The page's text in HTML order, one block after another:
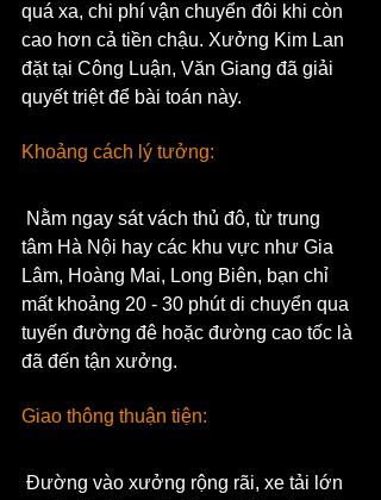
quá xa, chi phí vận chuyển đôi khi còn
cao hơn cả tiền chậu. Xưởng Kim Lan
đặt tại Công Luận, Văn Giang đã giải
quyết triệt để bài toán này.
Khoảng cách lý tưởng:
tâm Hà Nội hay các khu vực như Gia
Lâm, Hoàng Mai, Long Biên, bạn chỉ
mất khoảng 20 - 30 phút di chuyển qua
tuyến đường đê hoặc đường cao tốc là
đã đến tận xưởng.
Giao thông thuận tiện: